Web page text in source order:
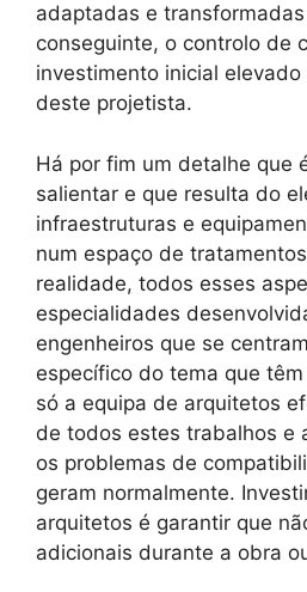
adaptadas e
conseguinte, o controlo de
investimento inicial
deste projetista.
Há por fim um detalhe que
salientar e que resulta do
infraestruturas e
num espaço de
realidade, todos esses
especialidades
engenheiros que se
específico do tema que
só a equipa de arquitetos
de todos estes trabalhos e
os problemas de
geram normalmente.
arquitetos é garantir que
adicionais durante a obra